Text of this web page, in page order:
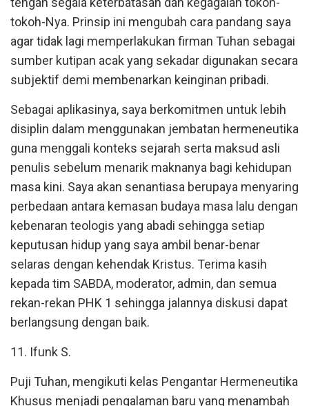
tokoh-Nya. Prinsip ini mengubah cara pandang saya
agar tidak lagi memperlakukan firman Tuhan sebagai
sumber kutipan acak yang sekadar digunakan secara
subjektif demi membenarkan keinginan pribadi.
Sebagai aplikasinya, saya berkomitmen untuk lebih
disiplin dalam menggunakan jembatan hermeneutika
guna menggali konteks sejarah serta maksud asli
penulis sebelum menarik maknanya bagi kehidupan
masa kini. Saya akan senantiasa berupaya menyaring
perbedaan antara kemasan budaya masa lalu dengan
kebenaran teologis yang abadi sehingga setiap
keputusan hidup yang saya ambil benar-benar
selaras dengan kehendak Kristus. Terima kasih
kepada tim SABDA, moderator, admin, dan semua
rekan-rekan PHK 1 sehingga jalannya diskusi dapat
berlangsung dengan baik.
11. Ifunk S.
Puji Tuhan, mengikuti kelas Pengantar Hermeneutika
Khusus menjadi pengalaman baru yang menambah